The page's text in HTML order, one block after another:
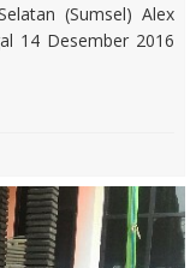
(Sumsel) Alex
14 Desember 2016